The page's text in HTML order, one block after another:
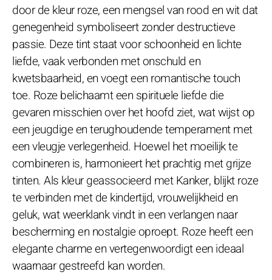
door de kleur roze, een mengsel van rood en wit dat
genegenheid symboliseert zonder destructieve
passie. Deze tint staat voor schoonheid en lichte
liefde, vaak verbonden met onschuld en
kwetsbaarheid, en voegt een romantische touch
toe. Roze belichaamt een spirituele liefde die
gevaren misschien over het hoofd ziet, wat wijst op
een jeugdige en terughoudende temperament met
een vleugje verlegenheid. Hoewel het moeilijk te
combineren is, harmonieert het prachtig met grijze
tinten. Als kleur geassocieerd met Kanker, blijkt roze
te verbinden met de kindertijd, vrouwelijkheid en
geluk, wat weerklank vindt in een verlangen naar
bescherming en nostalgie oproept. Roze heeft een
elegante charme en vertegenwoordigt een ideaal
waarnaar gestreefd kan worden.